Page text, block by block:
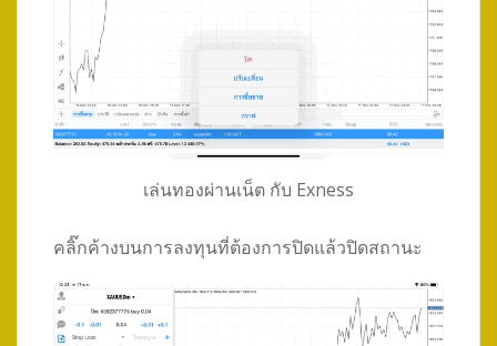
เล่นทองผ่านเน็ต กับ Exness
คลิ๊กค้างบนการลงทุนที่ต้องการปิดแล้วปิดสถานะ